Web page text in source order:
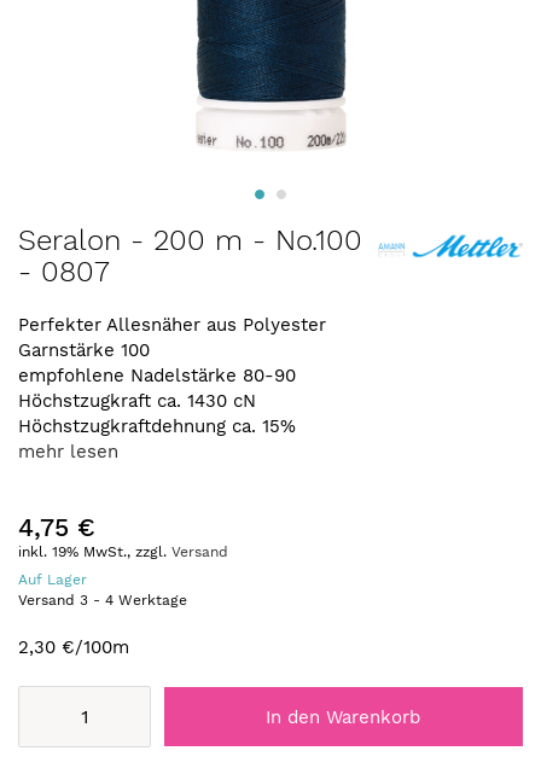
Anfang
der
springen
Seralon - 200 m - No.100
- 0807
Perfekter Allesnäher aus Polyester
Garnstärke 100
empfohlene Nadelstärke 80-90
Höchstzugkraft ca. 1430 cN
Höchstzugkraftdehnung ca. 15%
mehr lesen
4,75 €
inkl. 19% MwSt., zzgl. Versand
Auf Lager
Versand 3 - 4 Werktage
2,30 €/100m
In den Warenkorb